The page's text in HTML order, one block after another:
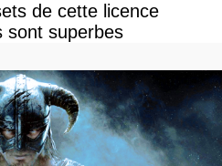
de cette licence
sont superbes